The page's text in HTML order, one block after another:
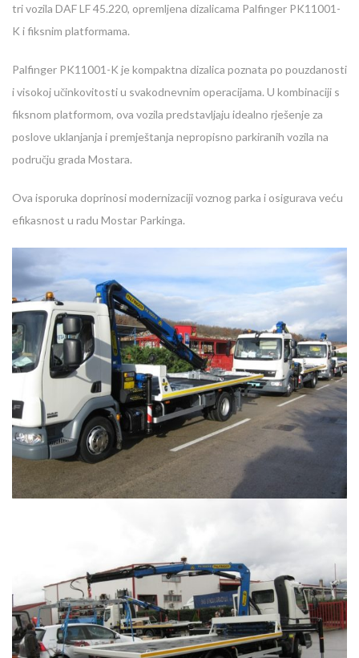
tri vozila DAF LF 45.220, opremljena dizalicama Palfinger PK11001-
K i fiksnim platformama.
Palfinger PK11001-K je kompaktna dizalica poznata po pouzdanosti
i visokoj učinkovitosti u svakodnevnim operacijama. U kombinaciji s
fiksnom platformom, ova vozila predstavljaju idealno rješenje za
poslove uklanjanja i premještanja nepropisno parkiranih vozila na
području grada Mostara.
Ova isporuka doprinosi modernizaciji voznog parka i osigurava veću
efikasnost u radu Mostar Parkinga.